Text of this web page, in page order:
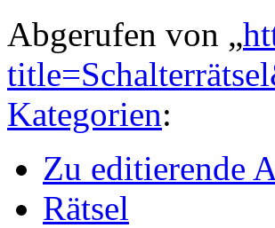
Abgerufen von „
Kategorien:
Zu editierende
Rätsel